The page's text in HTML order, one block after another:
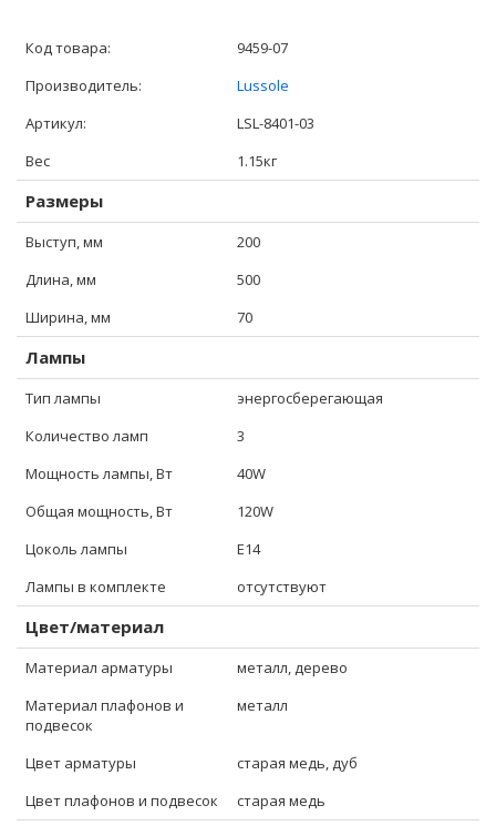
Код товара:
9459-07
Производитель:
Lussole
Артикул:
LSL-8401-03
Вес
1.15кг
Размеры
Выступ, мм
200
Длина, мм
500
Ширина, мм
70
Лампы
Тип лампы
энергосберегающая
Количество ламп
3
Мощность лампы, Вт
40W
Общая мощность, Вт
120W
Цоколь лампы
E14
Лампы в комплекте
отсутствуют
Цвет/материал
Материал арматуры
металл, дерево
Материал плафонов и
подвесок
металл
Цвет арматуры
старая медь, дуб
Цвет плафонов и подвесок
старая медь